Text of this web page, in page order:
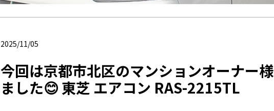
2025/11/05
今回は京都市北区のマンションオーナー
ました😊 東芝 エアコン RAS-2215TL